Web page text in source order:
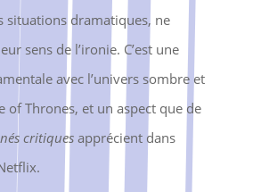
situations dramatiques, ne
sens de l’ironie. C’est une
avec l’univers sombre et
of Thrones, et un aspect que de
critiquesapprécient dans